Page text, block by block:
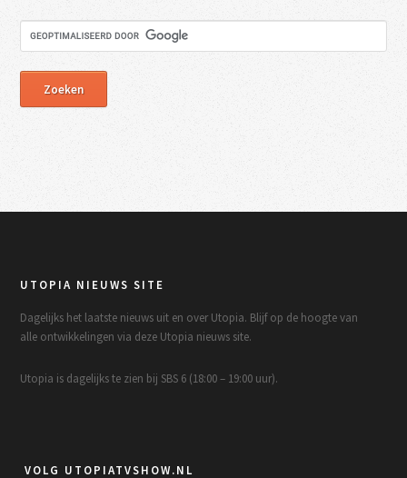
UTOPIA NIEUWS SITE
Dagelijks het laatste nieuws uit en over Utopia. Blijf op de hoogte van
alle ontwikkelingen via deze Utopia nieuws site.
Utopia is dagelijks te zien bij SBS 6 (18:00 – 19:00 uur).
VOLG UTOPIATVSHOW.NL